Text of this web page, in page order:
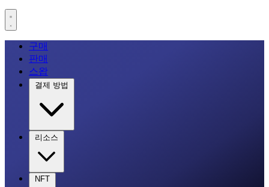
구매
판매
스왑
결제 방법
리소스
NFT